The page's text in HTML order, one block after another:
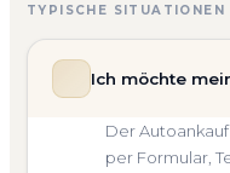
TYPISCHE
Ich möchte
Der
per Formular,